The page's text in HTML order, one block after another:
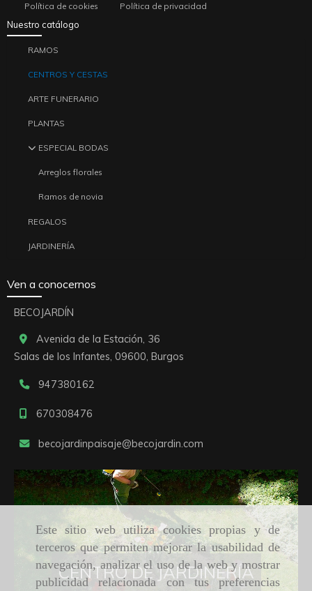
Este sitio web utiliza cookies propias y de
terceros que permiten mejorar la usabilidad de
navegación, analizar el uso de la web y mostrar
publicidad relacionada con tus preferencias
Política de cookies Política de privacidad
Nuestro catálogo
RAMOS
CENTROS Y CESTAS
ARTE FUNERARIO
PLANTAS
ESPECIAL BODAS
Arreglos florales
Ramos de novia
REGALOS
JARDINERÍA
Ven a conocernos
BECOJARDÍN
Avenida de la Estación, 36
Salas de los Infantes, 09600, Burgos
947380162
670308476
becojardinpaisaje becojardin.com
CENTRO DE JARDINERÍA